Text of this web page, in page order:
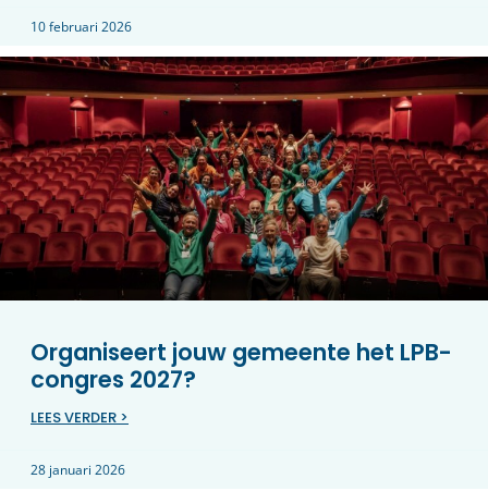
10 februari 2026
Organiseert jouw gemeente het LPB-
congres 2027?
LEES VERDER >
28 januari 2026